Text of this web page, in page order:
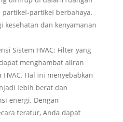
partikel berbahaya.
kesehatan dan kenyamanan
Sistem HVAC: Filter yang
menghambat aliran
Hal ini menyebabkan
lebih berat dan
energi. Dengan
teratur, Anda dapat